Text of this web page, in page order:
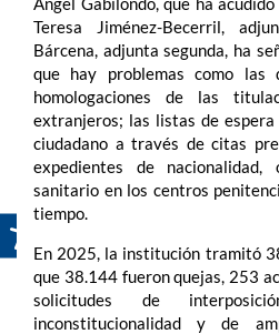
Teresa Jiménez-Becerril,
Bárcena, adjunta segunda, ha
que hay problemas como las
homologaciones de las
extranjeros; las listas de
ciudadano a través de citas
expedientes de
sanitario en los centros
tiempo.
En 2025, la institución tramitó
que 38.144 fueron quejas, 253
solicitudes de
inconstitucionalidad y de